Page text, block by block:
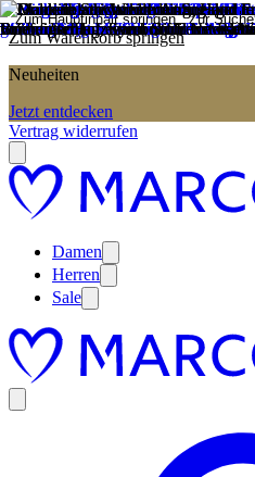
Zum Hauptinhalt springen Zur
Zum Warenkorb springen
Neuheiten
Jetzt entdecken
Vertrag widerrufen
Damen
Herren
Sale